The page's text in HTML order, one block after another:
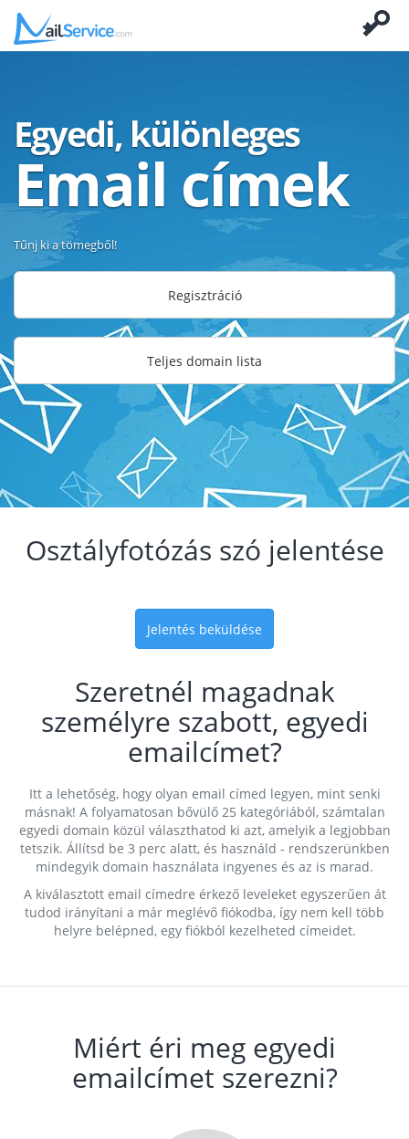
Egyedi, különleges
Email címek
Tűnj ki a tömegből!
Regisztráció
Teljes domain lista
Osztályfotózás szó jelentése
Jelentés beküldése
Szeretnél magadnak
személyre szabott, egyedi
emailcímet?
Itt a lehetőség, hogy olyan email címed legyen, mint senki
másnak! A folyamatosan bővülő 25 kategóriából, számtalan
egyedi domain közül választhatod ki azt, amelyik a legjobban
tetszik. Állítsd be 3 perc alatt, és használd - rendszerünkben
mindegyik domain használata ingyenes és az is marad.
A kiválasztott email címedre érkező leveleket egyszerűen át
tudod irányítani a már meglévő fiókodba, így nem kell több
helyre belépned, egy fiókból kezelheted címeidet.
Miért éri meg egyedi
emailcímet szerezni?